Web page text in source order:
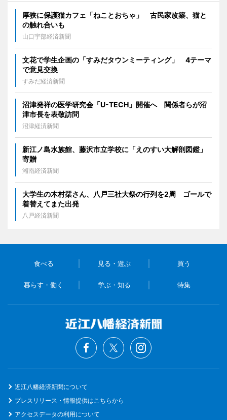
厚狭に保護猫カフェ「ねことおちゃ」 古民家改築、猫と
の触れ合いも
山口宇部経済新聞
文花で学生企画の「すみだタウンミーティング」 4テーマ
で意見交換
すみだ経済新聞
沼津発祥の医学研究会「U-TECH」開催へ 関係者らが沼
津市長を表敬訪問
沼津経済新聞
新江ノ島水族館、藤沢市立学校に「えのすい大解剖図鑑」
寄贈
湘南経済新聞
大学生の木村栞さん、八戸三社大祭の行列を2周 ゴールで
着替えてまた出発
八戸経済新聞
食べる 見る・遊ぶ 買う
暮らす・働く 学ぶ・知る 特集
近江八幡経済新聞について
プレスリリース・情報提供はこちらから
アクセスデータの利用について